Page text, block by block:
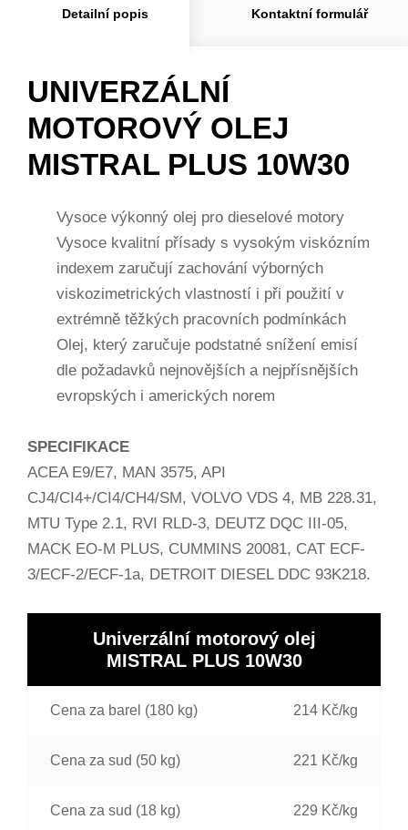
Detailní popis Kontaktní formulář
UNIVERZÁLNÍ
MOTOROVÝ OLEJ
MISTRAL PLUS 10W30
Vysoce výkonný olej pro dieselové motory
Vysoce kvalitní přísady s vysokým viskózním
indexem zaručují zachování výborných
viskozimetrických vlastností i při použití v
extrémně těžkých pracovních podmínkách
Olej, který zaručuje podstatné snížení emisí
dle požadavků nejnovějších a nejpřísnějších
evropských i amerických norem
SPECIFIKACE
ACEA E9/E7, MAN 3575, API
CJ4/CI4+/CI4/CH4/SM, VOLVO VDS 4, MB 228.31,
MTU Type 2.1, RVI RLD-3, DEUTZ DQC III-05,
MACK EO-M PLUS, CUMMINS 20081, CAT ECF-
3/ECF-2/ECF-1a, DETROIT DIESEL DDC 93K218.
Univerzální motorový olej
MISTRAL PLUS 10W30
Cena za barel (180 kg) 214 Kč/kg
Cena za sud (50 kg) 221 Kč/kg
Cena za sud (18 kg) 229 Kč/kg